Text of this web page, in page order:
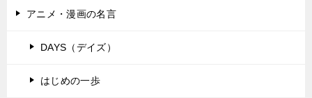
アニメ・漫画の名言
DAYS（デイズ）
はじめの一歩